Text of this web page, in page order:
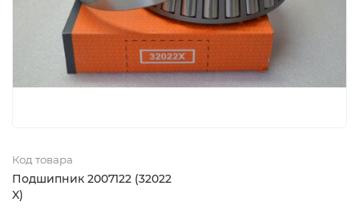
Код товара
Подшипник 2007122 (32022
X)